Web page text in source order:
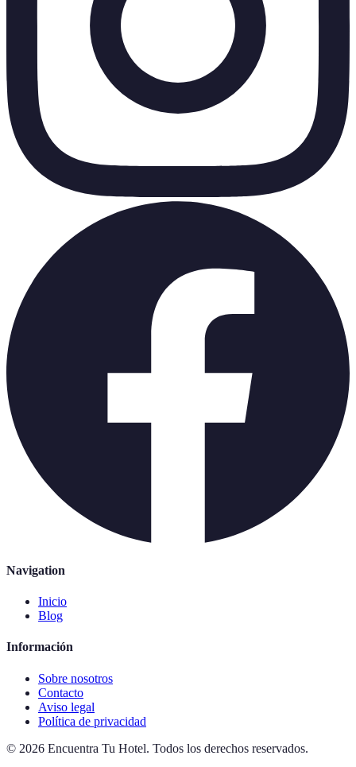
Navigation
Inicio
Blog
Información
Sobre nosotros
Contacto
Aviso legal
Política de privacidad
© 2026 Encuentra Tu Hotel. Todos los derechos reservados.